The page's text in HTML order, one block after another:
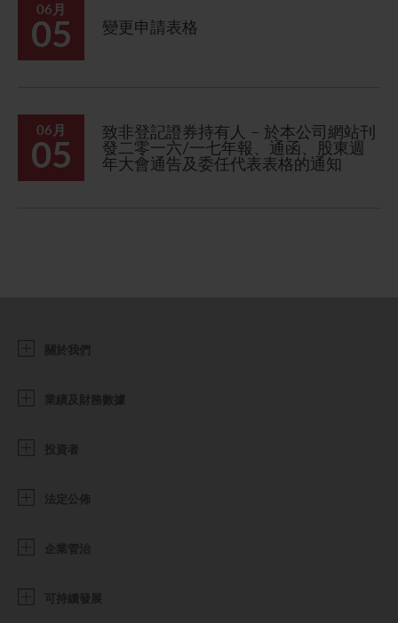
06月
05 變更申請表格
06月
05
致非登記證券持有人 – 於本公司網站刊
發二零一六/一七年報、通函、股東週
年大會通告及委任代表表格的通知
關於我們
業績及財務數據
投資者
法定公佈
企業管治
可持續發展